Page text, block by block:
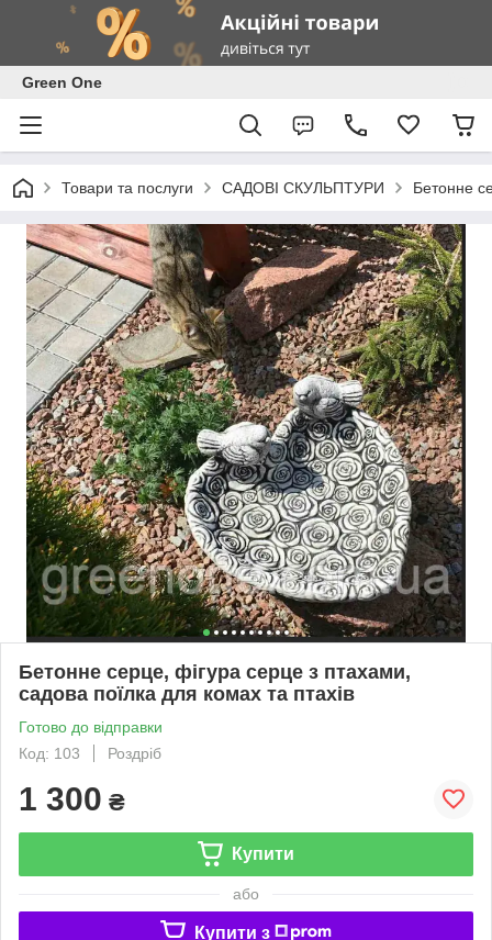
Green One
Товари та послуги САДОВІ СКУЛЬПТУРИ Бетонне
Бетонне серце, фігура серце з птахами,
садова поїлка для комах та птахів
Готово до відправки
Код: 103
Роздріб
1 300 ₴
Купити
або
Купити з